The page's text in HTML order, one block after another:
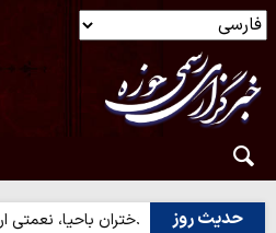
حدیث روز
حدیث روز | دختران باحیا، نعمتی ارزشمند